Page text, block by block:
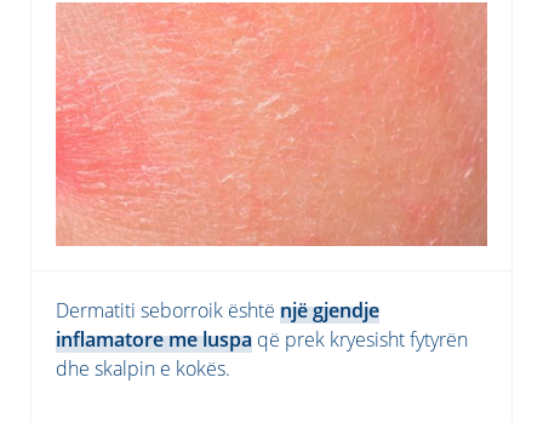
Dermatiti seborroik është një gjendje
inflamatore me luspa që prek kryesisht fytyrën
dhe skalpin e kokës.